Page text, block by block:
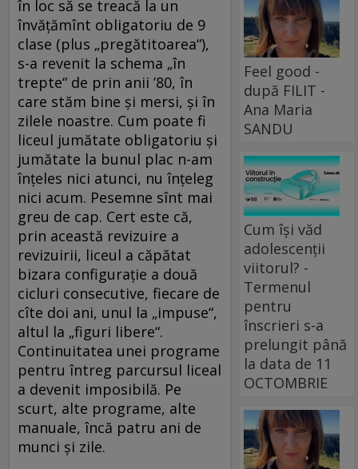
în loc să se treacă la un
învăţămînt obligatoriu de 9
clase (plus „pregătitoarea“),
s-a revenit la schema „în
trepte“ de prin anii ’80, în
care stăm bine şi mersi, şi în
zilele noastre. Cum poate fi
liceul jumătate obligatoriu şi
jumătate la bunul plac n-am
înţeles nici atunci, nu înţeleg
nici acum. Pesemne sînt mai
greu de cap. Cert este că,
prin această revizuire a
revizuirii, liceul a căpătat
bizara configuraţie a două
cicluri consecutive, fiecare de
cîte doi ani, unul la „impuse“,
altul la „figuri libere“.
Continuitatea unei programe
pentru întreg parcursul liceal
a devenit imposibilă. Pe
scurt, alte programe, alte
manuale, încă patru ani de
munci şi zile.
Feel good -
după FILIT -
Ana Maria
SANDU
Cum își văd
adolescenții
viitorul? -
Termenul
pentru
înscrieri s-a
prelungit până
la data de 11
OCTOMBRIE